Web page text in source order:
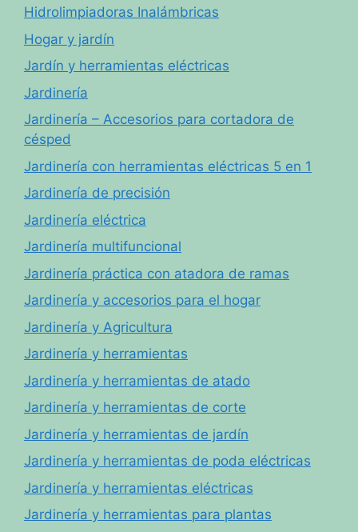
Hidrolimpiadoras Inalámbricas
Hogar y jardín
Jardín y herramientas eléctricas
Jardinería
Jardinería – Accesorios para cortadora de
césped
Jardinería con herramientas eléctricas 5 en 1
Jardinería de precisión
Jardinería eléctrica
Jardinería multifuncional
Jardinería práctica con atadora de ramas
Jardinería y accesorios para el hogar
Jardinería y Agricultura
Jardinería y herramientas
Jardinería y herramientas de atado
Jardinería y herramientas de corte
Jardinería y herramientas de jardín
Jardinería y herramientas de poda eléctricas
Jardinería y herramientas eléctricas
Jardinería y herramientas para plantas